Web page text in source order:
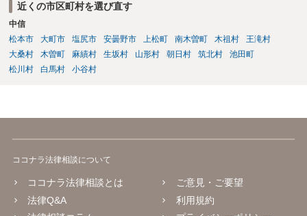
近くの市区町村を選び直す
中信
松本市
大町市 塩尻市 安曇野市 上松町 南木曽町 木祖村
王滝村
大桑村
木曽町 麻績村 生坂村 山形村 朝日村 筑北村
池田町
松川村
白馬村 小谷村
ココナラ法律相談について
ココナラ法律相談とは
法律Q&A
ご意見・ご要望
利用規約